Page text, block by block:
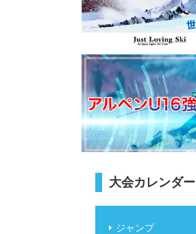
大会カレンダー
ジャンプ